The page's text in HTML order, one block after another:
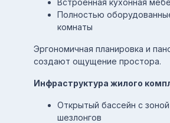
Встроенная кухонная
Полностью
комнаты
Эргономичная планировка и
создают ощущение простора.
Инфраструктура жилого
Открытый бассейн с
шезлонгов